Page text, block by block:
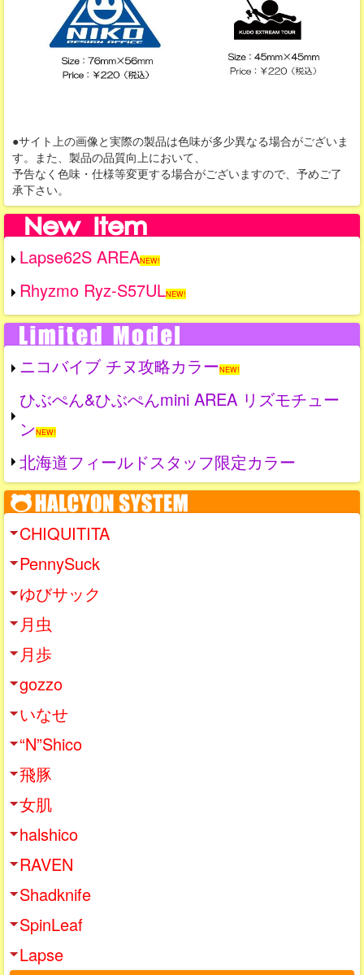
●サイト上の画像と実際の製品は色味が多少異なる場合がございま
す。また、製品の品質向上において、
予告なく色味・仕様等変更する場合がございますので、予めご了
承下さい。
Lapse62S AREANEW!
Rhyzmo Ryz-S57ULNEW!
ニコバイブ チヌ攻略カラーNEW!
ひぶぺん&ひぶぺんmini AREA リズモチュー
ンNEW!
北海道フィールドスタッフ限定カラー
CHIQUITITA
PennySuck
ゆびサック
月虫
月歩
gozzo
いなせ
“N”Shico
飛豚
女肌
halshico
RAVEN
Shadknife
SpinLeaf
Lapse